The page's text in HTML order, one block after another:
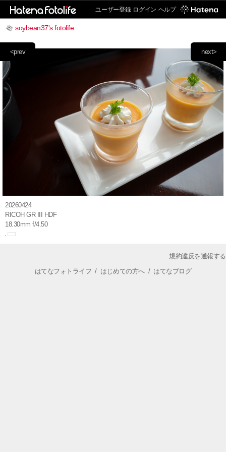
ユーザー登録 ログイン ヘルプ
soybean37's fotolife
next>
<prev
20260424
RICOH GR III HDF
18.30mm f/4.50
規約違反を通報する
はてなフォトライフ / はじめての方へ/ はてなブログ